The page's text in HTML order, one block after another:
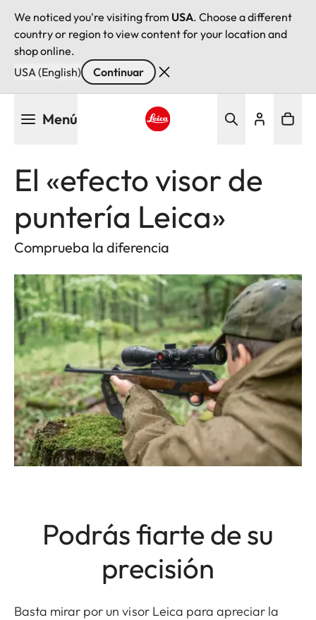
We noticed you're visiting from USA. Choose a different
country or region to view content for your location and
shop online.
USA (English)
Continuar
Menú
El «efecto visor de
puntería Leica»
Comprueba la diferencia
Podrás fiarte de su
precisión
Basta mirar por un visor Leica para apreciar la